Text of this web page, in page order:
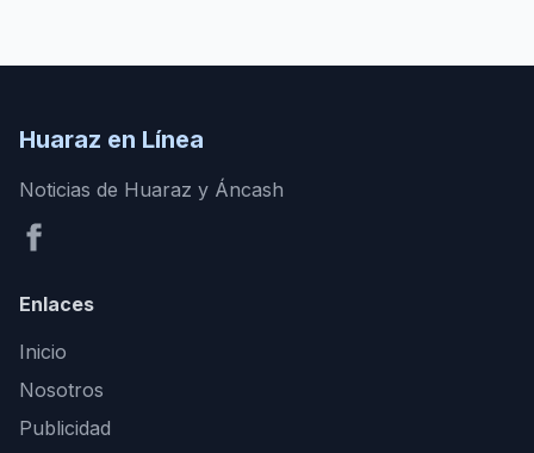
Huaraz en Línea
Noticias de Huaraz y Áncash
Enlaces
Inicio
Nosotros
Publicidad